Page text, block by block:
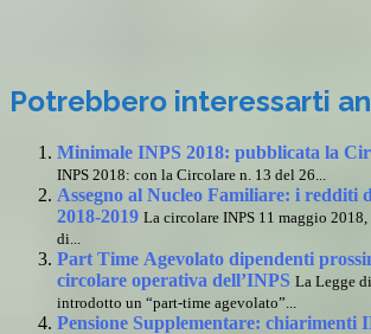
Potrebbero interessarti
Minimale INPS 2018: pubblicata la
INPS 2018: con la Circolare n. 13 del 26...
Assegno al Nucleo Familiare: i redditi
2018-2019 La circolare INPS 11 maggio
di...
Part Time Agevolato dipendenti
circolare operativa dell’INPS La Legge
introdotto un “part-time agevolato”...
Pensione Supplementare: chiarimenti